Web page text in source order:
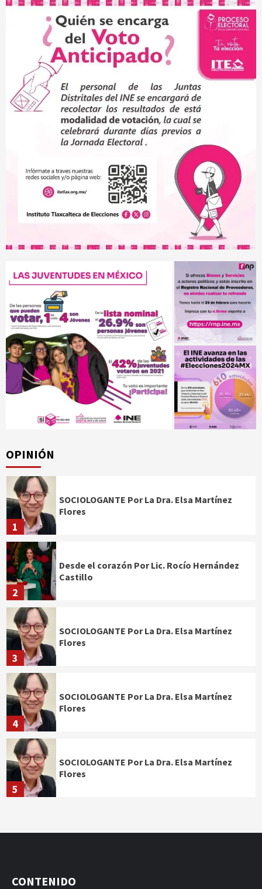
OPINIÓN
1
SOCIOLOGANTE Por La Dra. Elsa Martínez
Flores
2
Desde el corazón Por Lic. Rocío Hernández
Castillo
3
SOCIOLOGANTE Por La Dra. Elsa Martínez
Flores
4
SOCIOLOGANTE Por La Dra. Elsa Martínez
Flores
5
SOCIOLOGANTE Por La Dra. Elsa Martínez
Flores
CONTENIDO